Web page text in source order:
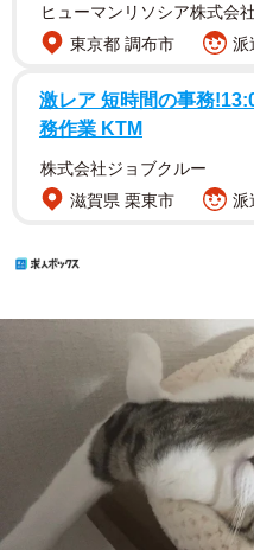
ヒューマンリソシア株式会社
東京都 調布市
派
激レア 短時間の事務
務作業 KTM
株式会社ジョブクルー
滋賀県 栗東市
派